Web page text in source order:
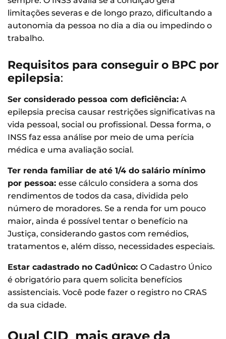
limitações severas e de longo prazo, dificultando a
autonomia da pessoa no dia a dia ou impedindo o
trabalho.
Requisitos para conseguir o BPC por
epilepsia:
Ser considerado pessoa com deficiência: A
epilepsia precisa causar restrições significativas na
vida pessoal, social ou profissional. Dessa forma, o
INSS faz essa análise por meio de uma perícia
médica e uma avaliação social.
Ter renda familiar de até 1/4 do salário mínimo
por pessoa: esse cálculo considera a soma dos
rendimentos de todos da casa, dividida pelo
número de moradores. Se a renda for um pouco
maior, ainda é possível tentar o benefício na
Justiça, considerando gastos com remédios,
tratamentos e, além disso, necessidades especiais.
Estar cadastrado no CadÚnico: O Cadastro Único
é obrigatório para quem solicita benefícios
assistenciais. Você pode fazer o registro no CRAS
da sua cidade.